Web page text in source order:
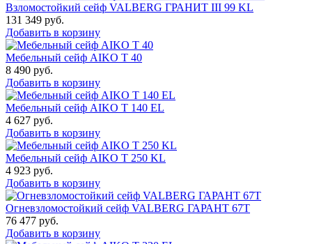
Взломостойкий сейф VALBERG ГРАНИТ III 99 KL
131 349 руб.
Добавить в корзину
Мебельный сейф AIKO Т 40
8 490 руб.
Добавить в корзину
Мебельный сейф AIKO T 140 EL
4 627 руб.
Добавить в корзину
Мебельный сейф AIKO T 250 KL
4 923 руб.
Добавить в корзину
Огневзломостойкий сейф VALBERG ГАРАНТ 67T
76 477 руб.
Добавить в корзину